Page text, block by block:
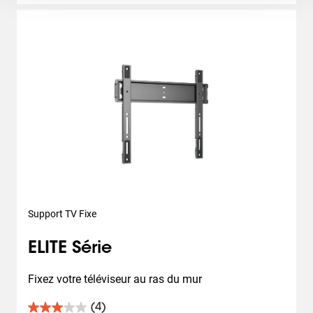
Support TV Fixe
ELITE Série
Fixez votre téléviseur au ras du mur
(4)